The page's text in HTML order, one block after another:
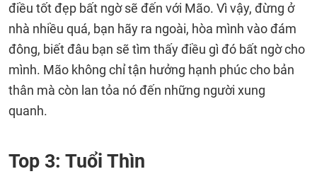
điều tốt đẹp bất ngờ sẽ đến với Mão. Vì vậy, đừng ở
nhà nhiều quá, bạn hãy ra ngoài, hòa mình vào đám
đông, biết đâu bạn sẽ tìm thấy điều gì đó bất ngờ cho
mình. Mão không chỉ tận hưởng hạnh phúc cho bản
thân mà còn lan tỏa nó đến những người xung
quanh.
Top 3: Tuổi Thìn